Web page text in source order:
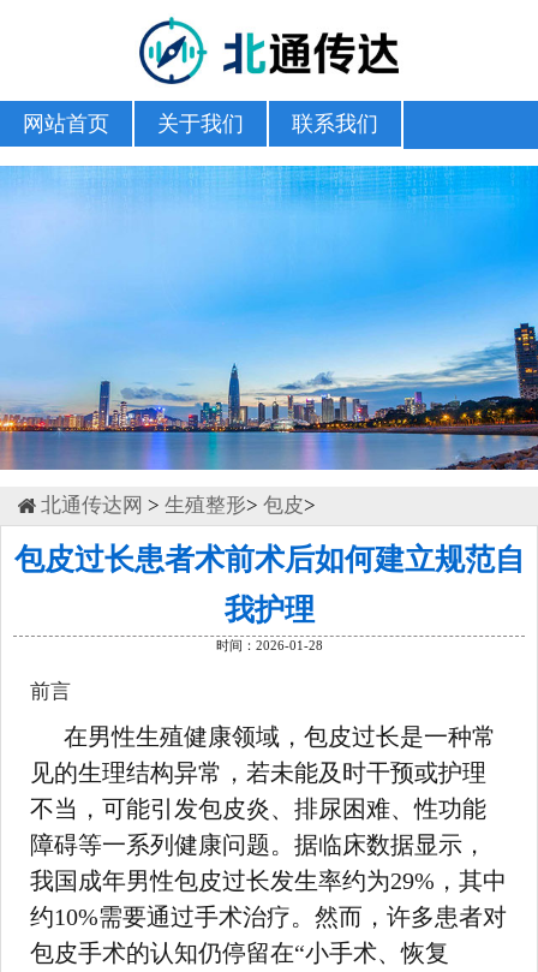
网站首页 关于我们 联系我们
北通传达网 > 生殖整形> 包皮>
包皮过长患者术前术后如何建立规范自
我护理
时间：2026-01-28
前言
在男性生殖健康领域，包皮过长是一种常
见的生理结构异常，若未能及时干预或护理
不当，可能引发包皮炎、排尿困难、性功能
障碍等一系列健康问题。据临床数据显示，
我国成年男性包皮过长发生率约为29%，其中
约10%需要通过手术治疗。然而，许多患者对
包皮手术的认知仍停留在“小手术、恢复